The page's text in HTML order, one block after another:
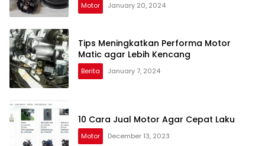
Motor January 20, 2024
Tips Meningkatkan Performa Motor
Matic agar Lebih Kencang
Berita January 7, 2024
10 Cara Jual Motor Agar Cepat Laku
Motor December 13, 2023